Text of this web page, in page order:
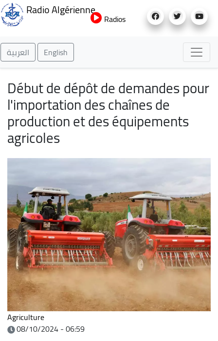
au
Radio Algérienne
Radios
العربية English
Début de dépôt de demandes pour
l'importation des chaînes de
production et des équipements
agricoles
Agriculture
08/10/2024 - 06:59